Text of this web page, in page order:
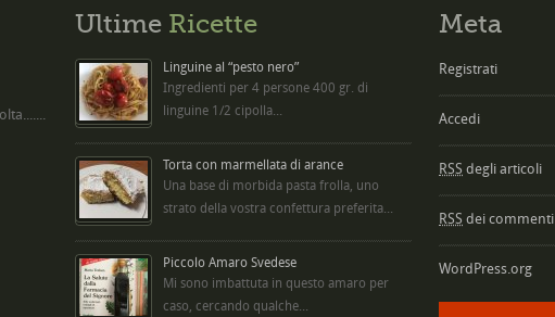
Ultime Ricette
Linguine al “pesto nero”
Ingredienti per 4 persone 400 gr. di
linguine 1/2 cipolla...
Torta con marmellata di arance
Una base di morbida pasta frolla, uno
strato della vostra confettura preferita...
Piccolo Amaro Svedese
Mi sono imbattuta in questo amaro per
caso, cercando qualche...
Meta
Registrati
Accedi
RSS degli articoli
RSS dei commenti
WordPress.org